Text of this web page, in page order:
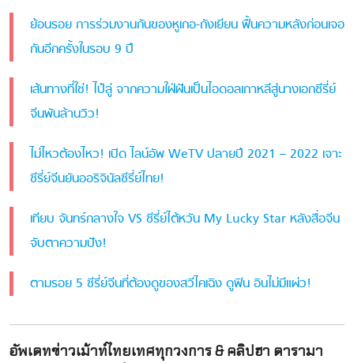
ย้อนรอย การร่วมงานกันของหูเกอ-ถังเยียน ฟื้นความหลังก่อนเจอ
กันอีกครั้งในรอบ 9 ปี
เส้นทางที่ใช่! ไป๋ลู่ จากความใฝ่ฝันเป็นไอดอลเกาหลีสู่นางเอกซีรี่ย์
จีนพันล้านวิว!
ไม่ไหวต้องไหว! เปิด ไลน์อัพ WeTV ปลายปี 2021 – 2022 เจาะ
ซีรี่ย์จีนยันออริจินัลซีรี่ย์ไทย!
เทียบ จันทร์กลางใจ VS ซีรี่ย์ไต้หวัน My Lucky Star หลังสื่อจีน
จับตาความปัง!
ตามรอย 5 ซีรี่ย์จีนที่ต้องดูของสวีไคเฉิง ดูฟิน อินไม่มีแผ่ว!
อัพเดทข่าวเม้าท์ไทยเทศทุกวงการ & คลิปฮา ดารามา